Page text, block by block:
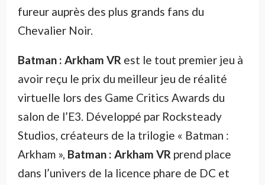
fureur auprès des plus grands fans du
Chevalier Noir.
Batman : Arkham VR est le tout premier jeu à
avoir reçu le prix du meilleur jeu de réalité
virtuelle lors des Game Critics Awards du
salon de l’E3. Développé par Rocksteady
Studios, créateurs de la trilogie « Batman :
Arkham », Batman : Arkham VR prend place
dans l’univers de la licence phare de DC et